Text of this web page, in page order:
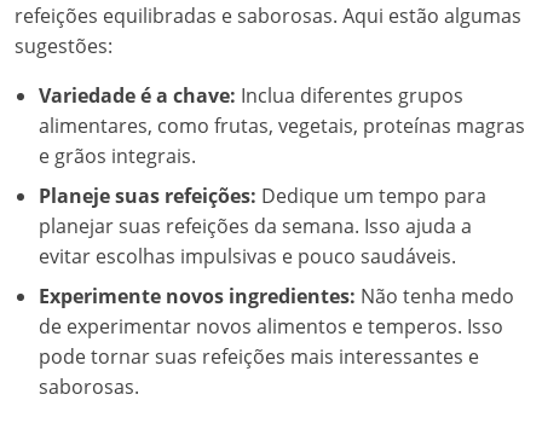
refeições equilibradas e saborosas. Aqui estão algumas
sugestões:
Variedade é a chave: Inclua diferentes grupos
alimentares, como frutas, vegetais, proteínas magras
e grãos integrais.
Planeje suas refeições: Dedique um tempo para
planejar suas refeições da semana. Isso ajuda a
evitar escolhas impulsivas e pouco saudáveis.
Experimente novos ingredientes: Não tenha medo
de experimentar novos alimentos e temperos. Isso
pode tornar suas refeições mais interessantes e
saborosas.